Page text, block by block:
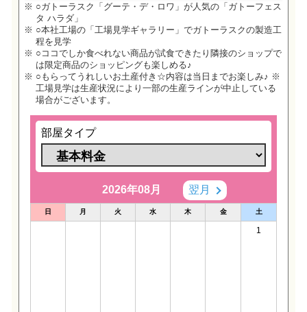
○ガトーラスク「グーテ・デ・ロワ」が人気の「ガトーフェス
タ ハラダ」
○本社工場の「工場見学ギャラリー」でガトーラスクの製造工
程を見学
○ココでしか食べれない商品が試食できたり隣接のショップで
は限定商品のショッピングも楽しめる♪
○もらってうれしいお土産付き☆内容は当日までお楽しみ♪ ※
工場見学は生産状況により一部の生産ラインが中止している
場合がございます。